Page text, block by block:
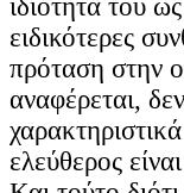
ιδιότητά του
ειδικότερες
πρόταση στην
αναφέρεται,
ελεύθερος